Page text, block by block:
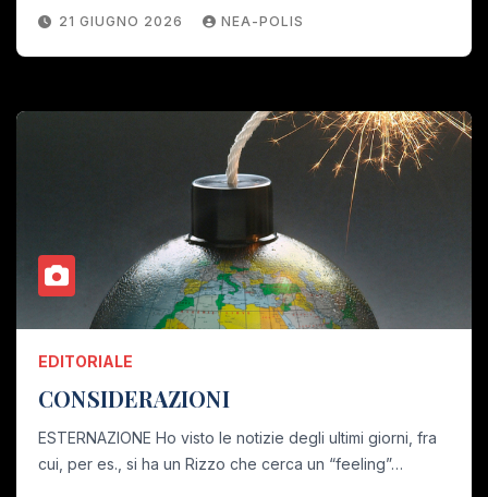
21 GIUGNO 2026 NEA-POLIS
EDITORIALE
CONSIDERAZIONI
ESTERNAZIONE Ho visto le notizie degli ultimi giorni, fra
cui, per es., si ha un Rizzo che cerca un “feeling”…